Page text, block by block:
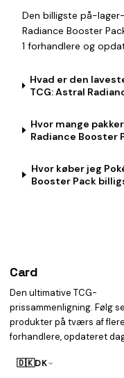
Den billigste på-
Radiance Booster
1 forhandlere og
Hvad er den
TCG: Astral
Hvor mange
Radiance Booster
Hvor køber jeg
Booster Pack
Card
Den ultimative TCG-
prissammenligning. Følg
produkter på tværs af flere
forhandlere, opdateret
🇩🇰DK